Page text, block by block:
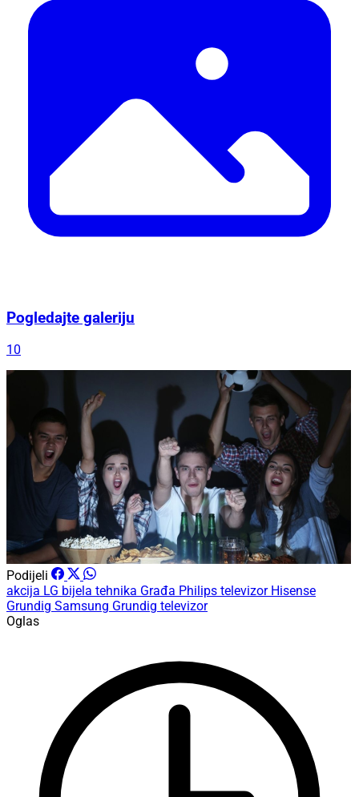
Pogledajte galeriju
10
Podijeli
akcija LG bijela tehnika Građa Philips televizor Hisense
Grundig Samsung Grundig televizor
Oglas